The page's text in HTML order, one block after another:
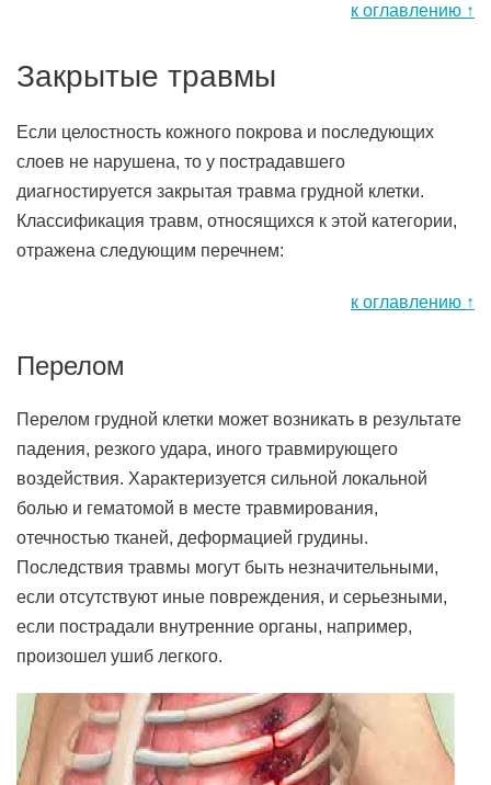
к оглавлению ↑
Закрытые травмы
Если целостность кожного покрова и последующих
слоев не нарушена, то у пострадавшего
диагностируется закрытая травма грудной клетки.
Классификация травм, относящихся к этой категории,
отражена следующим перечнем:
к оглавлению ↑
Перелом
Перелом грудной клетки может возникать в результате
падения, резкого удара, иного травмирующего
воздействия. Характеризуется сильной локальной
болью и гематомой в месте травмирования,
отечностью тканей, деформацией грудины.
Последствия травмы могут быть незначительными,
если отсутствуют иные повреждения, и серьезными,
если пострадали внутренние органы, например,
произошел ушиб легкого.